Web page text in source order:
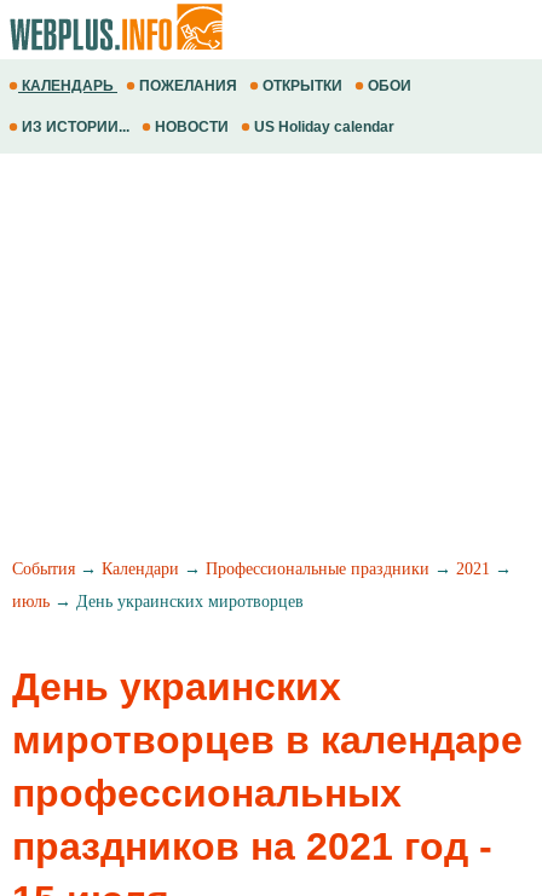
КАЛЕНДАРЬ ПОЖЕЛАНИЯ ОТКРЫТКИ ОБОИ
ИЗ ИСТОРИИ... НОВОСТИ US Holiday calendar
События → Календари → Профессиональные праздники → 2021 →
июль → День украинских миротворцев
День украинских
миротворцев в календаре
профессиональных
праздников на 2021 год -